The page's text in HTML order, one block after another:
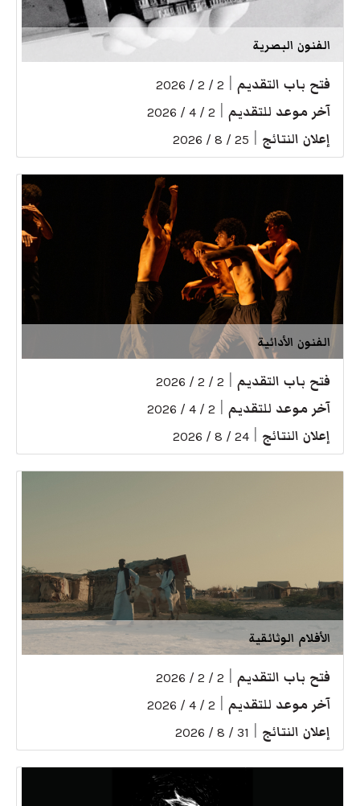
الفنون البصرية
فتح باب التقديم 2 / 2 / 2026
آخر موعد للتقديم 2 / 4 / 2026
إعلان النتائج 25 / 8 / 2026
الفنون الأدائية
فتح باب التقديم 2 / 2 / 2026
آخر موعد للتقديم 2 / 4 / 2026
إعلان النتائج 24 / 8 / 2026
الأفلام الوثائقية
فتح باب التقديم 2 / 2 / 2026
آخر موعد للتقديم 2 / 4 / 2026
إعلان النتائج 31 / 8 / 2026